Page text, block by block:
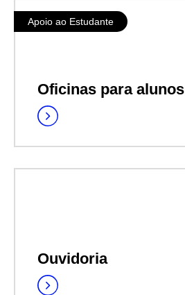
Apoio ao Estudante
Oficinas para alunos
Ouvidoria